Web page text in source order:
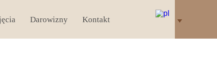
Darowizny Kontakt